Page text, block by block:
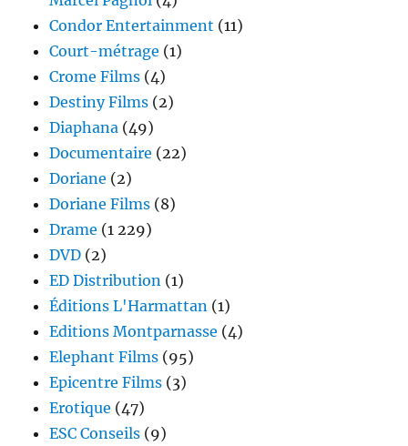
Condor Entertainment (11)
Court-métrage (1)
Crome Films (4)
Destiny Films (2)
Diaphana (49)
Documentaire (22)
Doriane (2)
Doriane Films (8)
Drame (1 229)
DVD (2)
ED Distribution (1)
Éditions L'Harmattan (1)
Editions Montparnasse (4)
Elephant Films (95)
Epicentre Films (3)
Erotique (47)
ESC Conseils (9)